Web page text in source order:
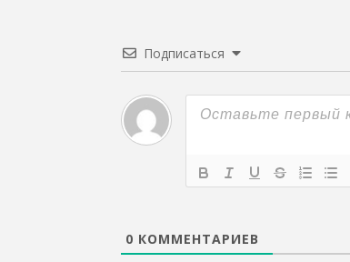
Подписаться
0 КОММЕНТАРИЕВ